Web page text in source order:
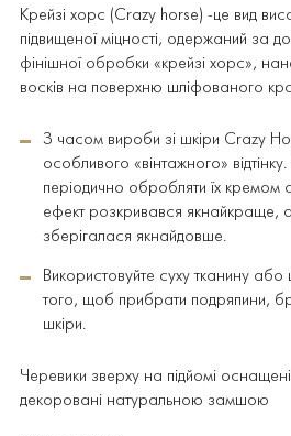
Крейзі хорс (Crazy horse) -це вид
підвищеної міцності, одержаний за
фінішної обробки «крейзі хорс»,
восків на поверхню шліфованого
З часом вироби зі шкіри Crazy
особливого «вінтажного»
періодично обробляти їх
ефект розкривався якнайкраще, а
зберігалася якнайдовше.
Використовуйте суху тканину
того, щоб прибрати подряпини,
шкіри.
Черевики зверху на підйомі
декоровані натуральною замшою